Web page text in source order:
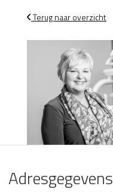
Terug naar overzicht
Adresgegevens